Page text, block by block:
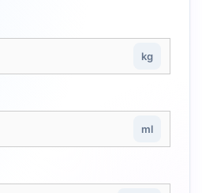
kg
ml